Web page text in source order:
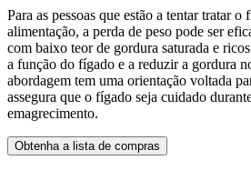
Para as pessoas que estão a tentar tratar
alimentação, a perda de peso pode ser
com baixo teor de gordura saturada e
a função do fígado e a reduzir a gordura
abordagem tem uma orientação voltada
assegura que o fígado seja cuidado
emagrecimento.
Obtenha a lista de compras